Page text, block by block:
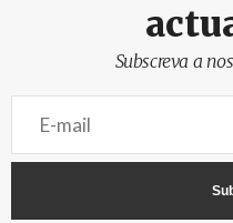
Subscreva a